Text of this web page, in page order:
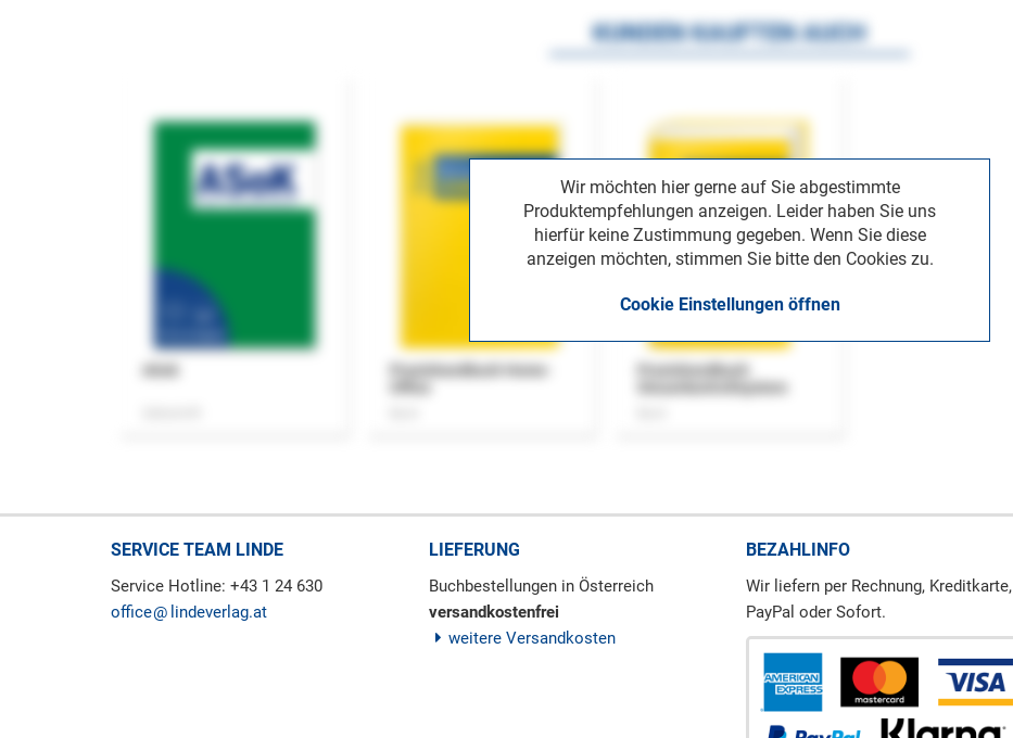
Wir möchten hier gerne auf Sie abgestimmte
Produktempfehlungen anzeigen. Leider haben Sie uns
hierfür keine Zustimmung gegeben. Wenn Sie diese
anzeigen möchten, stimmen Sie bitte den Cookies zu.
Cookie Einstellungen öffnen
KUNDEN KAUFTEN AUCH
Praxishandbuch Home-
Praxishandbuch
SERVICE TEAM LINDE
Service Hotline: +43 1 24 630
office
lindeverlag.at
LIEFERUNG
Buchbestellungen in Österreich
versandkostenfrei
weitere Versandkosten
BEZAHLINFO
Wir liefern per Rechnung, Kreditkarte,
PayPal oder Sofort.